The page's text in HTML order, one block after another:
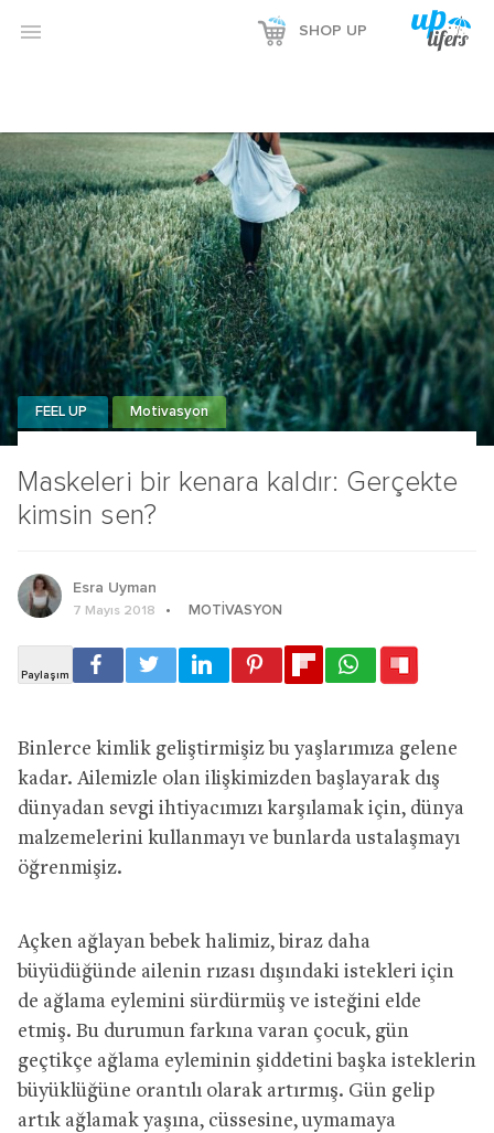
 SHOP UP
Maskeleri bir kenara kaldır: Gerçekte
kimsin sen?
FEEL UP Motivasyon
Esra Uyman
7 Mayıs 2018 MOTIVASYON
Binlerce kimlik geliştirmişiz bu yaşlarımıza gelene
kadar. Ailemizle olan ilişkimizden başlayarak dış
dünyadan sevgi ihtiyacımızı karşılamak için, dünya
malzemelerini kullanmayı ve bunlarda ustalaşmayı
öğrenmişiz.
Açken ağlayan bebek halimiz, biraz daha
büyüdüğünde ailenin rızası dışındaki istekleri için
de ağlama eylemini sürdürmüş ve isteğini elde
etmiş. Bu durumun farkına varan çocuk, gün
geçtikçe ağlama eyleminin şiddetini başka isteklerin
büyüklüğüne orantılı olarak artırmış. Gün gelip
artık ağlamak yaşına, cüssesine, uymamaya